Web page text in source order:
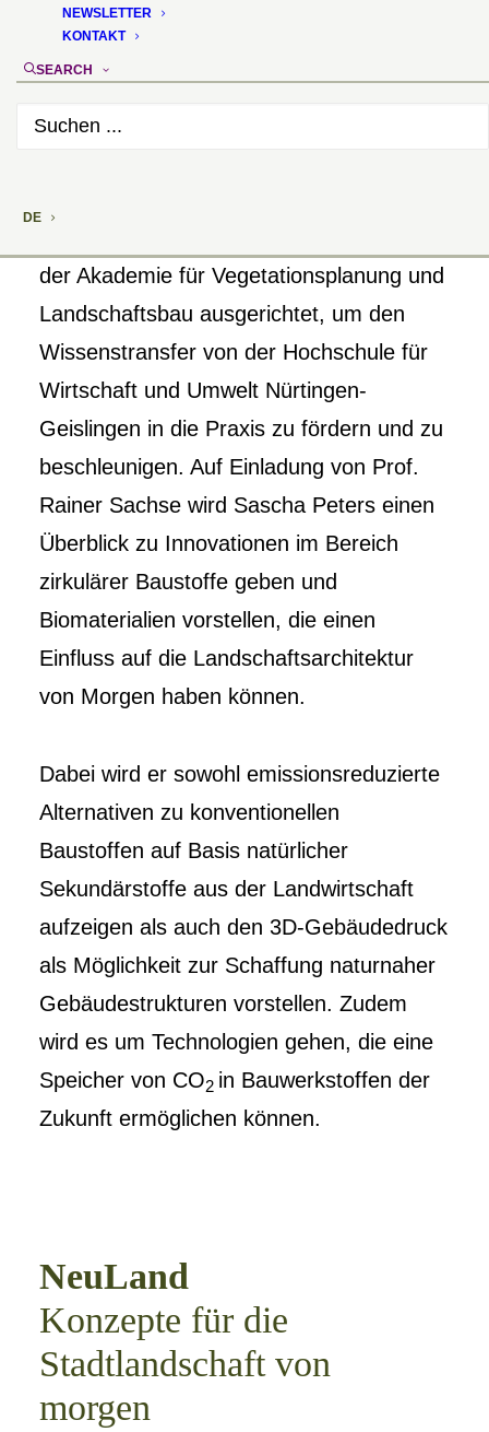
NEWSLETTER
KONTAKT
SEARCH
DE
der Akademie für Vegetationsplanung und
Landschaftsbau ausgerichtet, um den
Wissenstransfer von der Hochschule für
Wirtschaft und Umwelt Nürtingen-
Geislingen in die Praxis zu fördern und zu
beschleunigen. Auf Einladung von Prof.
Rainer Sachse wird Sascha Peters einen
Überblick zu Innovationen im Bereich
zirkulärer Baustoffe geben und
Biomaterialien vorstellen, die einen
Einfluss auf die Landschaftsarchitektur
von Morgen haben können.
Dabei wird er sowohl emissionsreduzierte
Alternativen zu konventionellen
Baustoffen auf Basis natürlicher
Sekundärstoffe aus der Landwirtschaft
aufzeigen als auch den 3D-Gebäudedruck
als Möglichkeit zur Schaffung naturnaher
Gebäudestrukturen vorstellen. Zudem
wird es um Technologien gehen, die eine
Speicher von CO2 in Bauwerkstoffen der
Zukunft ermöglichen können.
NeuLand
Konzepte für die
Stadtlandschaft von
morgen